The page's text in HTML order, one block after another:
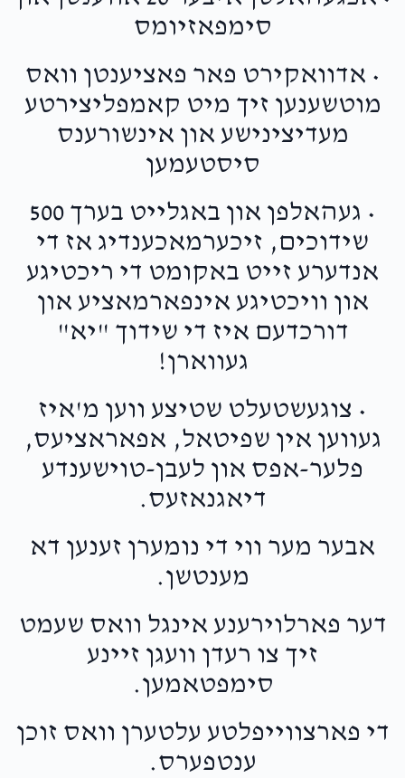
סימפאזיומס
• אדוואקירט פאר פאציענטן וואס
מוטשענען זיך מיט קאמפליצירטע
מעדיצינישע און אינשורענס
סיסטעמען
• געהאלפן און באגלייט בערך 500
שידוכים, זיכערמאכענדיג אז די
אנדערע זייט באקומט די ריכטיגע
און וויכטיגע אינפארמאציע און
דורכדעם איז די שידוך "יא"
געווארן!
• צוגעשטעלט שטיצע ווען מ'איז
געווען אין שפיטאל, אפאראציעס,
פלער-אפס און לעבן-טוישענדע
דיאגנאזעס.
אבער מער ווי די נומערן זענען דא
מענטשן.
דער פארלוירענע אינגל וואס שעמט
זיך צו רעדן וועגן זיינע
סימפטאמען.
די פארצווייפלטע עלטערן וואס זוכן
ענטפערס.